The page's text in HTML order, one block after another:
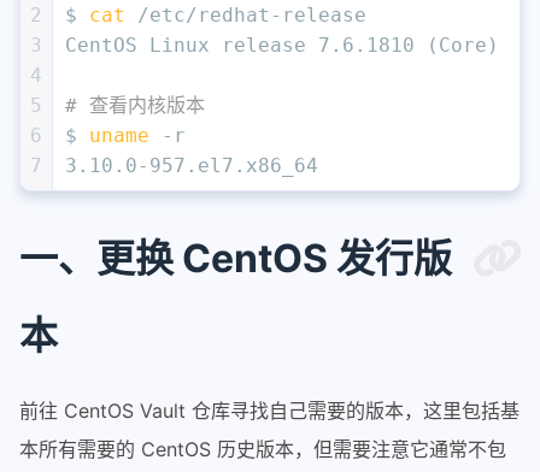
2
3
4
5
6
7
$ cat
/etc/redhat-release
CentOS Linux release 7.6.1810 (Core)
# 查看内核版本
$ uname -r
3.10.0-957.el7.x86_64
一、更换 CentOS 发行版
本
前往 CentOS Vault 仓库寻找自己需要的版本，这里包括基
本所有需要的 CentOS 历史版本，但需要注意它通常不包